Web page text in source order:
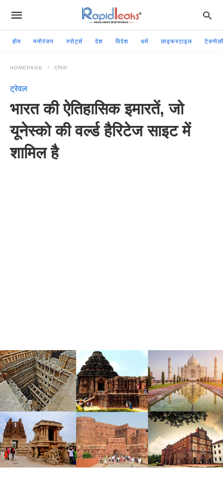
होम मनोरंजन स्पोर्ट्स देश विदेश धर्म लाइफस्टाइल
HOMEPAGE ट्रेवल
ट्रेवल
भारत की ऐतिहासिक इमारतें, जो
यूनेस्को की वर्ल्ड हैरिटेज साइट में
शामिल है